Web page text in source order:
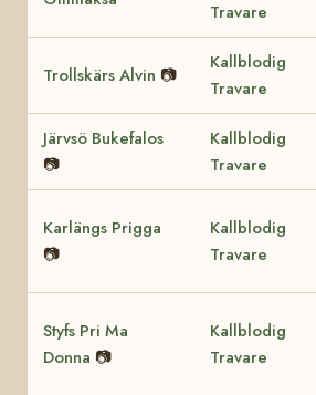
Travare
Trollskärs Alvin 📷
Kallblodig
Travare
Järvsö Bukefalos
📷
Kallblodig
Travare
Karlängs Prigga
📷
Kallblodig
Travare
Styfs Pri Ma
Donna 📷
Kallblodig
Travare